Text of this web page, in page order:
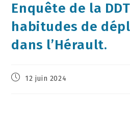
Enquête de la
habitudes de
dans l’Hérault.
12 juin 2024